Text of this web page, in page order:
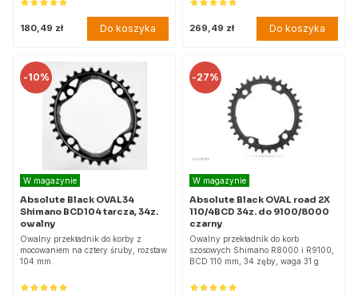
180,49 zł Do koszyka 269,49 zł Do koszyka
-10%
W magazynie
Absolute Black OVAL34
Shimano BCD104 tarcza, 34z.
owalny
Owalny przekładnik do korby z
mocowaniem na cztery śruby, rozstaw
104 mm.
-27%
W magazynie
Absolute Black OVAL road 2X
110/4BCD 34z. do 9100/8000
czarny
Owalny przekładnik do korb
szosowych Shimano R8000 i R9100,
BCD 110 mm, 34 zęby, waga 31 g.